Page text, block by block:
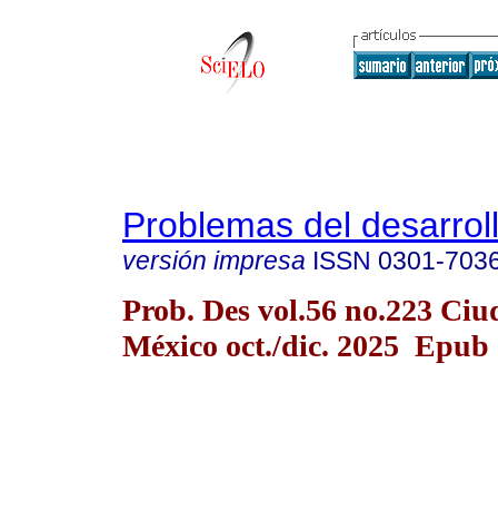
Problemas del
versión impresa ISSN 0301-
Prob. Des vol.56 no.223
México oct./dic. 2025 Epub